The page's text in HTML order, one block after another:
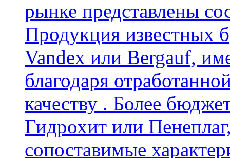
рынке представлены
Продукция известных
Vandex или Bergauf,
благодаря
качеству . Более
Гидрохит или
сопоставимые